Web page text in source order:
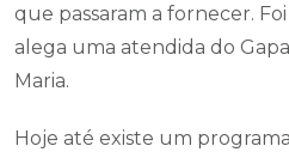
que passaram a fornecer.
alega uma atendida do
Maria.
Hoje até existe um